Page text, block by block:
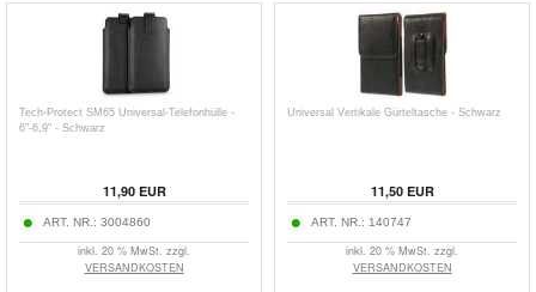
Tech-Protect SM65 Universal-Telefonhülle -
6"-6,9" - Schwarz
11,90EUR
ART. NR.: 3004860
inkl. 20 % MwSt. zzgl.
VERSANDKOSTEN
Universal Vertikale Gürteltasche - Schwarz
11,50EUR
ART. NR.: 140747
inkl. 20 % MwSt. zzgl.
VERSANDKOSTEN